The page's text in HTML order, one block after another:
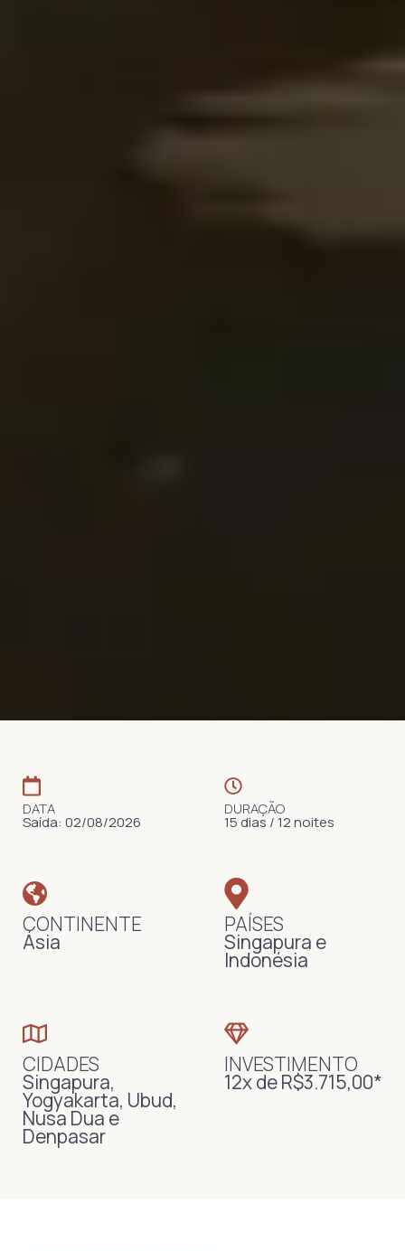
DATA
Saída: 02/08/2026
DURAÇÃO
15 dias / 12 noites
CONTINENTE
Ásia
PAÍSES
Singapura e
Indonésia
CIDADES
Singapura,
Yogyakarta, Ubud,
Nusa Dua e
Denpasar
INVESTIMENTO
12x de R$3.715,00*